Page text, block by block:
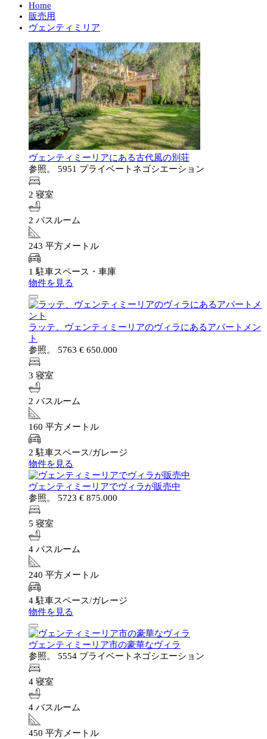
Home
販売用
ヴェンティミリア
ヴェンティミーリアにある古代風の別荘
参照。 5951 プライベートネゴシエーション
2 寝室
2 バスルーム
243 平方メートル
1 駐車スペース・車庫
物件を見る
ラッテ、ヴェンティミーリアのヴィラにあるアパートメン
ト
参照。 5763 € 650.000
3 寝室
2 バスルーム
160 平方メートル
2 駐車スペース/ガレージ
物件を見る
ヴェンティミーリアでヴィラが販売中
参照。 5723 € 875.000
5 寝室
4 バスルーム
240 平方メートル
4 駐車スペース/ガレージ
物件を見る
ヴェンティミーリア市の豪華なヴィラ
参照。 5554 プライベートネゴシエーション
4 寝室
4 バスルーム
450 平方メートル